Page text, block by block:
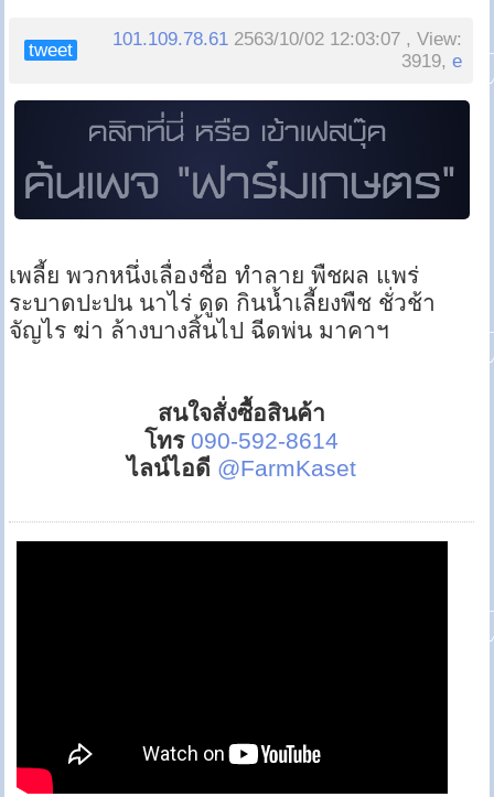
tweet
101.109.78.61 2563/10/02 12:03:07 , View:
3919,e
เพลี้ย พวกหนึ่งเลื่องชื่อ ทำลาย พืชผล แพร่
ระบาดปะปน นาไร่ ดูด กินน้ำเลี้ยงพืช ชั่วช้า
จัญไร ฆ่า ล้างบางสิ้นไป ฉีดพ่น มาคาฯ
สนใจสั่งซื้อสินค้า
โทร 090-592-8614
ไลน์ไอดี @FarmKaset